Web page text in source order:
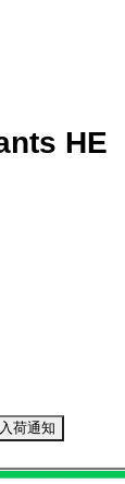
HE
荷通知